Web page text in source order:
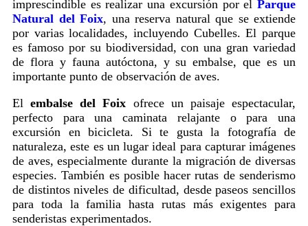
imprescindible es realizar una excursión por el Parque
Natural del Foix, una reserva natural que se extiende
por varias localidades, incluyendo Cubelles. El parque
es famoso por su biodiversidad, con una gran variedad
de flora y fauna autóctona, y su embalse, que es un
importante punto de observación de aves.
Elembalse del Foix ofrece un paisaje espectacular,
perfecto para una caminata relajante o para una
excursión en bicicleta. Si te gusta la fotografía de
naturaleza, este es un lugar ideal para capturar imágenes
de aves, especialmente durante la migración de diversas
especies. También es posible hacer rutas de senderismo
de distintos niveles de dificultad, desde paseos sencillos
para toda la familia hasta rutas más exigentes para
senderistas experimentados.